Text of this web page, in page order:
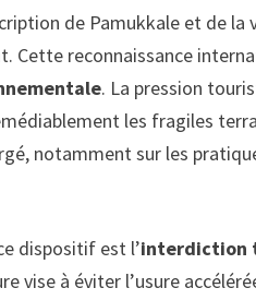
de Pamukkale et de
Cette reconnaissance
. La pression
les fragiles
notamment sur les
dispositif est l’interdiction
vise à éviter l’usure